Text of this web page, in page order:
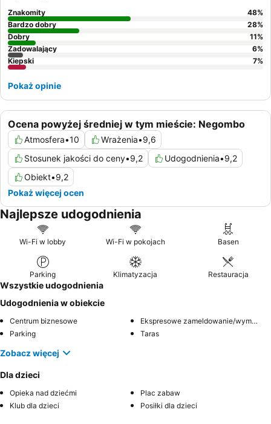
Ocena powyżej średniej w tym mieście: Negombo
Atmosfera•10 Wrażenia•9,6
Stosunek jakości do ceny•9,2 Udogodnienia•9,2
Obiekt•9,2
Pokaż więcej ocen
Znakomity 48%
Bardzo dobry
28%
Dobry
11%
Zadowalający
6%
Kiepski
7%
Pokaż opinie
Najlepsze udogodnienia
Wi-Fi w lobby Wi-Fi w pokojach Basen
Parking Klimatyzacja Restauracja
Wszystkie udogodnienia
Udogodnienia w obiekcie
Centrum biznesowe
Ekspresowe zameldowanie/wymeldowanie
Parking
Taras
Zobacz więcej
Dla dzieci
Opieka nad dziećmi
Plac zabaw
Klub dla dzieci
Posiłki dla dzieci